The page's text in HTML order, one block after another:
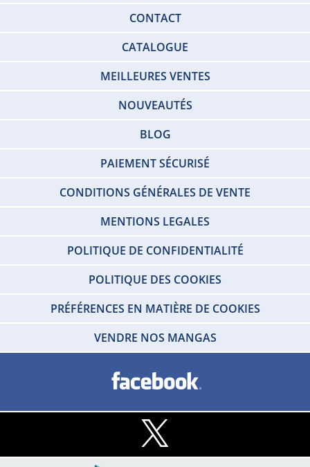
CONTACT
CATALOGUE
MEILLEURES VENTES
NOUVEAUTÉS
BLOG
PAIEMENT SÉCURISÉ
CONDITIONS GÉNÉRALES DE VENTE
MENTIONS LEGALES
POLITIQUE DE CONFIDENTIALITÉ
POLITIQUE DES COOKIES
PRÉFÉRENCES EN MATIÈRE DE COOKIES
VENDRE NOS MANGAS